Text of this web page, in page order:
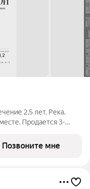
2,5 лет. Река.
Продается 3-
курорт в центре
Позвоните мне